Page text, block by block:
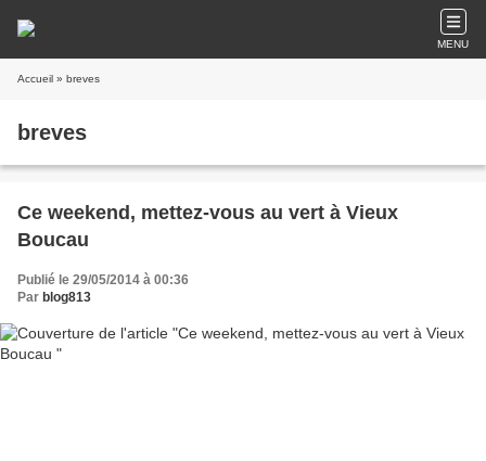
MENU
Accueil » breves
breves
Ce weekend, mettez-vous au vert à Vieux
Boucau
Publié le 29/05/2014 à 00:36
Par blog813